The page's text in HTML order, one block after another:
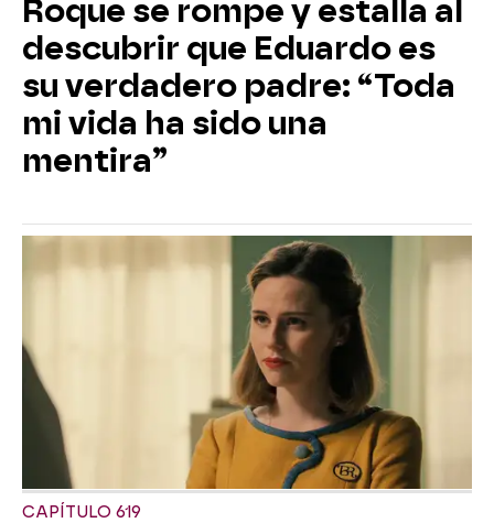
Roque se rompe y estalla al
descubrir que Eduardo es
su verdadero padre: “Toda
mi vida ha sido una
mentira”
CAPÍTULO 619